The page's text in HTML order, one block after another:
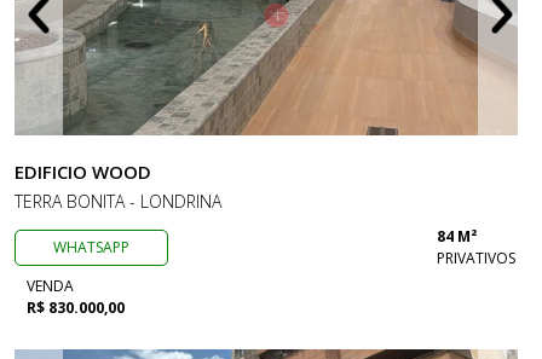
EDIFICIO WOOD
TERRA BONITA - LONDRINA
WHATSAPP
84 M²
PRIVATIVOS
VENDA
R$ 830.000,00